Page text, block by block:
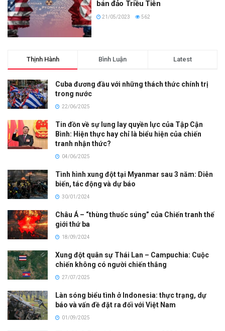
bán đảo Triều Tiên
21/05/2023 562
Thịnh Hành Bình Luận Latest
Cuba đương đầu với những thách thức chính trị
trong nước
22/06/2025
Tin đồn về sự lung lay quyền lực của Tập Cận
Bình: Hiện thực hay chỉ là biểu hiện của chiến
tranh nhận thức?
04/06/2025
Tình hình xung đột tại Myanmar sau 3 năm: Diễn
biến, tác động và dự báo
30/01/2024
Châu Á – “thùng thuốc súng” của Chiến tranh thế
giới thứ ba
18/09/2024
Xung đột quân sự Thái Lan – Campuchia: Cuộc
chiến không có người chiến thắng
27/07/2025
Làn sóng biểu tình ở Indonesia: thực trạng, dự
báo và vấn đề đặt ra đối với Việt Nam
01/09/2025